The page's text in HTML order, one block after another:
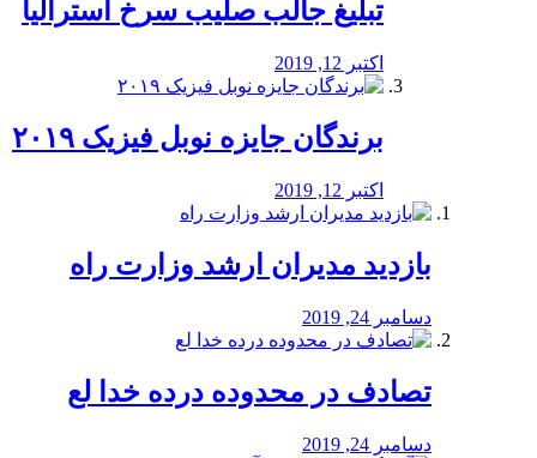
تبلیغ جالب صلیب سرخ استرالیا
اکتبر 12, 2019
برندگان جایزه نوبل فیزیک ۲۰۱۹
اکتبر 12, 2019
بازدید مدیران ارشد وزارت راه
دسامبر 24, 2019
تصادف در محدوده درده خدا لع
دسامبر 24, 2019